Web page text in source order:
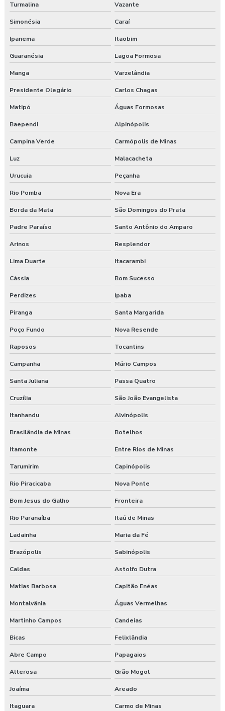
Turmalina Vazante
Simonésia Caraí
Ipanema Itaobim
Guaranésia Lagoa Formosa
Manga Varzelândia
Presidente Olegário Carlos Chagas
Matipó Águas Formosas
Baependi Alpinópolis
Campina Verde Carmópolis de Minas
Luz Malacacheta
Urucuia Peçanha
Rio Pomba Nova Era
Borda da Mata São Domingos do Prata
Padre Paraíso Santo Antônio do Amparo
Arinos Resplendor
Lima Duarte Itacarambi
Cássia Bom Sucesso
Perdizes Ipaba
Piranga Santa Margarida
Poço Fundo Nova Resende
Raposos Tocantins
Campanha Mário Campos
Santa Juliana Passa Quatro
Cruzília São João Evangelista
Itanhandu Alvinópolis
Brasilândia de Minas Botelhos
Itamonte Entre Rios de Minas
Tarumirim Capinópolis
Rio Piracicaba Nova Ponte
Bom Jesus do Galho Fronteira
Rio Paranaíba Itaú de Minas
Ladainha Maria da Fé
Brazópolis Sabinópolis
Caldas Astolfo Dutra
Matias Barbosa Capitão Enéas
Montalvânia Águas Vermelhas
Martinho Campos Candeias
Bicas Felixlândia
Abre Campo Papagaios
Alterosa Grão Mogol
Joaíma Areado
Itaguara Carmo de Minas